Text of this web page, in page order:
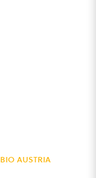
bio austria